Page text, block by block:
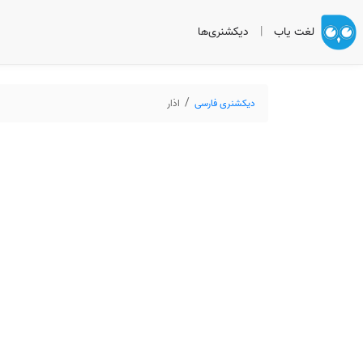
لغت یاب | دیکشنری‌ها
دیکشنری فارسی اذار